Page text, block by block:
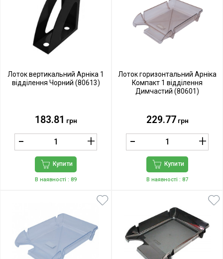
Лоток вертикальний Арніка 1
відділення Чорний (80613)
183.81 грн
Купити
В наявності : 89
Лоток горизонтальний Арніка
Компакт 1 відділення
Димчастий (80601)
229.77 грн
Купити
В наявності : 87